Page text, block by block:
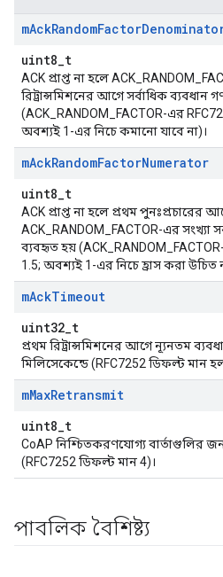
mAckRandomFactor
uint8_t
ACK প্রাপ্ত না হলে
রিট্রান্সমিশনের আগে সর্বাধিক
(ACK_RANDOM_FACTOR-এর
অবশ্যই 1-এর নিচে কমানো যাবে না)।
mAckRandomFactorNumerator
uint8_t
ACK প্রাপ্ত না হলে প্রথম পুনঃপ্রচারের
ACK_RANDOM_FACTOR-এর সংখ্যা
ব্যবহৃত হয়
1.5; অবশ্যই 1-এর নিচে হ্রাস করা উচিত
mAckTimeout
uint32_t
প্রথম রিট্রান্সমিশনের আগে ন্যূনতম
মিলিসেকেন্ডে (RFC7252 ডিফল্ট মান
mMaxRetransmit
uint8_t
CoAP নিশ্চিতকরণযোগ্য বার্তাগুলির
(RFC7252 ডিফল্ট মান 4)।
পাবলিক বৈশিষ্ট্য